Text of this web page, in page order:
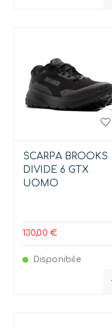
SCARPA BROOKS
DIVIDE 6 GTX
UOMO
130,00 €
Disponibile